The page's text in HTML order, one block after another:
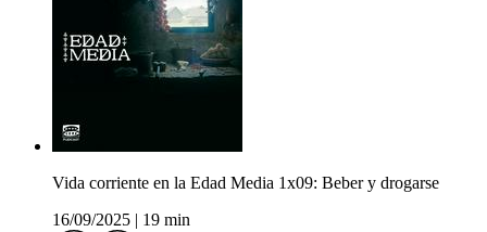
Vida corriente en la Edad Media 1x09: Beber y drogarse
16/09/2025
19 min